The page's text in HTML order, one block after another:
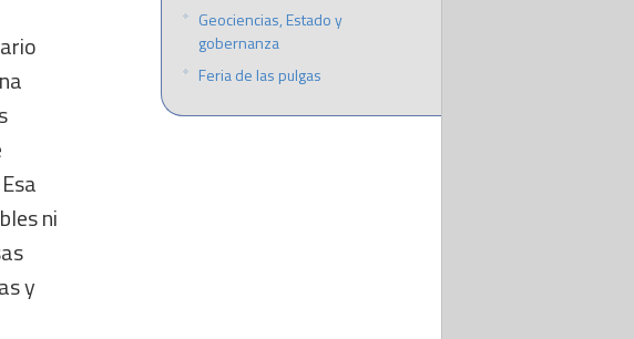
ni
y
Geociencias, Estado y
gobernanza
Feria de las pulgas